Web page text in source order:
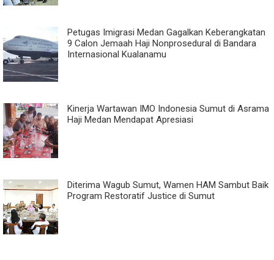
Petugas Imigrasi Medan Gagalkan Keberangkatan
9 Calon Jemaah Haji Nonprosedural di Bandara
Internasional Kualanamu
Kinerja Wartawan IMO Indonesia Sumut di Asrama
Haji Medan Mendapat Apresiasi
Diterima Wagub Sumut, Wamen HAM Sambut Baik
Program Restoratif Justice di Sumut